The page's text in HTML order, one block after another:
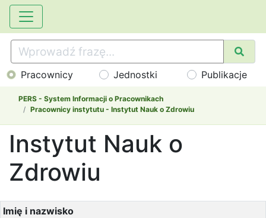
Pracownicy Jednostki Publikacje
PERS - System Informacji o Pracownikach
Pracownicy instytutu - Instytut Nauk o Zdrowiu
Instytut Nauk o
Zdrowiu
Imię i nazwisko